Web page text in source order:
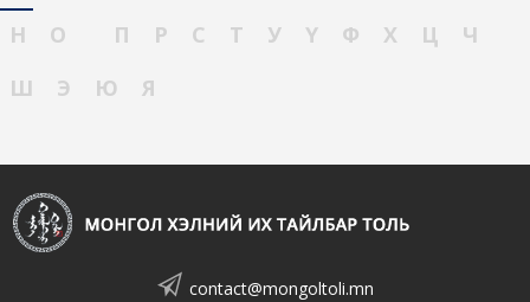
Н
О П Р С Т У Ү Ф Х Ц
Ч
Ш
Э Ю Я
contact@mongoltoli.mn